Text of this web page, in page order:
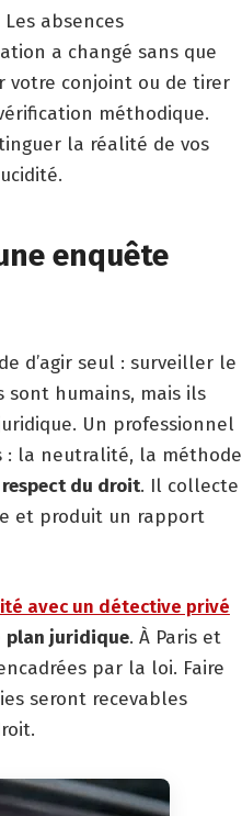
absences
a changé sans que
votre conjoint ou de tirer
méthodique.
la réalité de vos
enquête
d’agir seul : surveiller le
sont humains, mais ils
Un professionnel
: la neutralité, la méthode
du droit. Il collecte
et produit un rapport
avec un détective privé
plan juridique. À Paris et
par la loi. Faire
seront recevables